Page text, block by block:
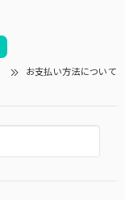
お支払い方法について